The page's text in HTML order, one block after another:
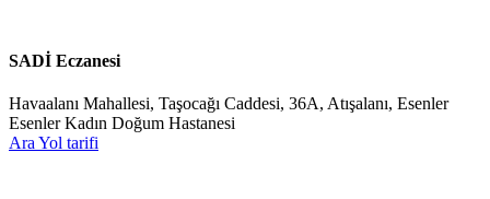
SADİ Eczanesi
Havaalanı Mahallesi, Taşocağı Caddesi, 36A, Atışalanı, Esenler
Esenler Kadın Doğum Hastanesi
Ara Yol tarifi